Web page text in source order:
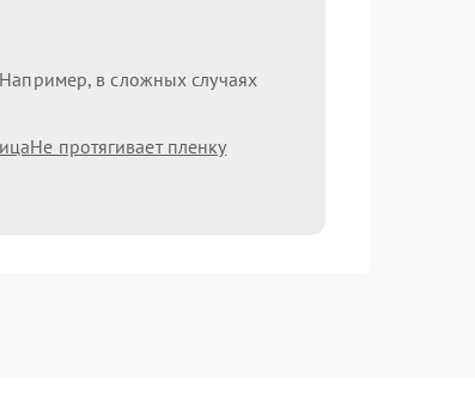
в сложных случаях
Не протягивает пленку